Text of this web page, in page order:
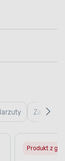
Zasłony
do
sypialni
Produkt z